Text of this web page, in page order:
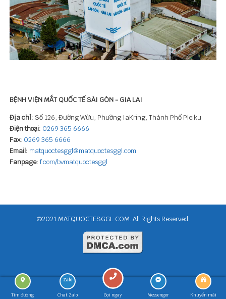
Tìm đường Chat Zalo Gọi ngay Messenger Khuyến mãi
BỆNH VIỆN MẮT QUỐC TẾ SÀI GÒN - GIA LAI
Địa chỉ: Số 126, Đường Wừu, Phường IaKring, Thành Phố Pleiku
Điện thoại: 0269 365 6666
Fax: 0269 365 6666
Email: matquoctesggl@matquoctesggl.com
Fanpage: f.com/bvmatquoctesggl
©2021 MATQUOCTESGGL.COM. All Rights Reserved.